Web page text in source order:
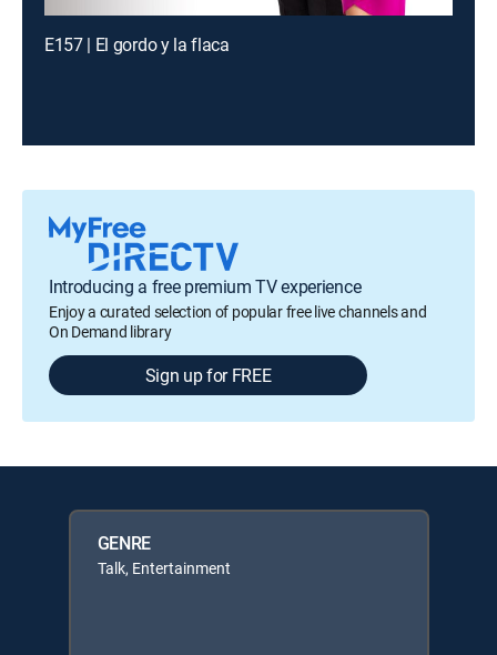
E157 | El gordo y la flaca
Introducing a free premium TV experience
Enjoy a curated selection of popular free live channels and
On Demand library
Sign up for FREE
GENRE
Talk, Entertainment